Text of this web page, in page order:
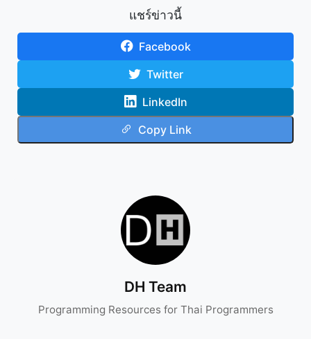
แชร์ข่าวนี้
Facebook
Twitter
LinkedIn
Copy Link
DH Team
Programming Resources for Thai Programmers